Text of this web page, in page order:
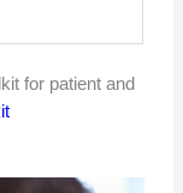
for patient and